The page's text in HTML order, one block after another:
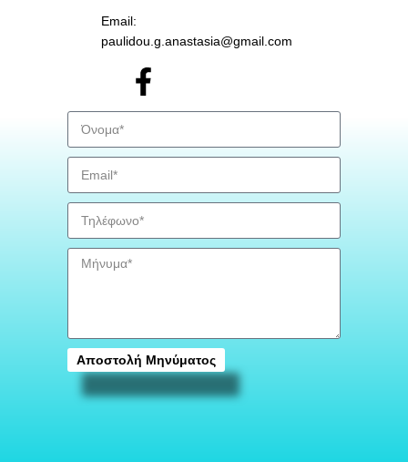
Email:
paulidou.g.anastasia@gmail.com
Αποστολή Μηνύματος